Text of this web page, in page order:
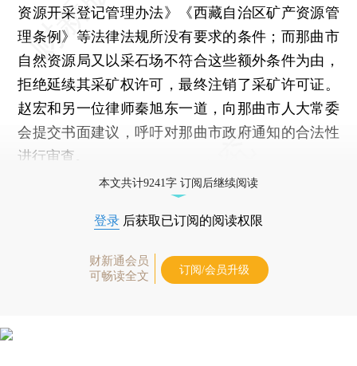
资源开采登记管理办法》《西藏自治区矿产资源管
理条例》等法律法规所没有要求的条件；而那曲市
自然资源局又以采石场不符合这些额外条件为由，
拒绝延续其采矿权许可，最终注销了采矿许可证。
赵宏和另一位律师秦旭东一道，向那曲市人大常委
会提交书面建议，呼吁对那曲市政府通知的合法性
进行审查。
本文共计9241字 订阅后继续阅读
登录 后获取已订阅的阅读权限
财新通会员
可畅读全文
订阅/会员升级